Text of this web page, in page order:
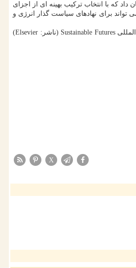
که با انتخاب ترکیب بهینه ای از اجزای
تواند برای نهادهای سیاست گذار انرژی و
شایان ذکر است که متن کامل این مطالعه (اینجا) تحت عنوان “Demand forecasting and PV/EV-integrated energy system modeling for achieving a sustainable island” در ژورنال بین المللی Sustainable Futures (ناشر: Elsevier)
X